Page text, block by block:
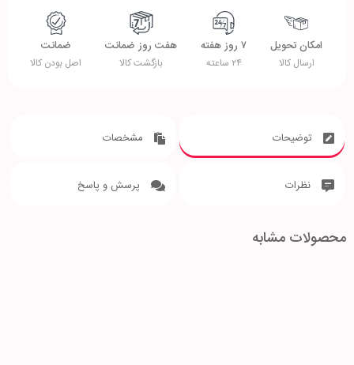
امکان تحویل
ارسال کالا
۷ روز هفته
۲۴ ساعته
هفت روز ضمانت
بازگشت کالا
ضمانت
اصل بودن کالا
توضیحات مشخصات
نظرات پرسش و پاسخ
محصولات مشابه